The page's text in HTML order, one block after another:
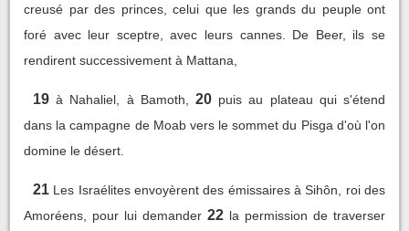
creusé par des princes, celui que les grands du peuple ont
foré avec leur sceptre, avec leurs cannes. De Beer, ils se
rendirent successivement à Mattana,
19 à Nahaliel, à Bamoth, 20 puis au plateau qui s'étend
dans la campagne de Moab vers le sommet du Pisga d'où l'on
domine le désert.
21 Les Israélites envoyèrent des émissaires à Sihôn, roi des
Amoréens, pour lui demander 22 la permission de traverser